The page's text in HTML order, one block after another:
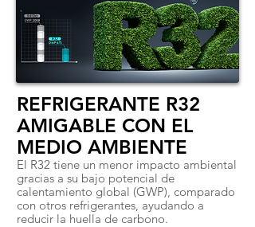
REFRIGERANTE R32
AMIGABLE CON EL
MEDIO AMBIENTE
El R32 tiene un menor impacto ambiental
gracias a su bajo potencial de
calentamiento global (GWP), comparado
con otros refrigerantes, ayudando a
reducir la huella de carbono.